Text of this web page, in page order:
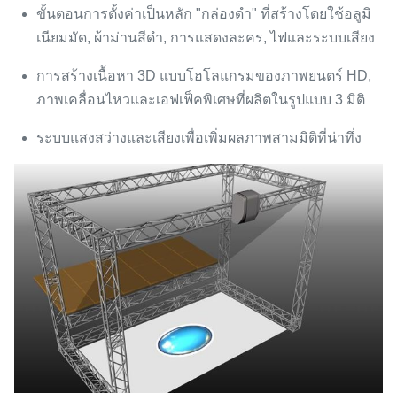
ขั้นตอนการตั้งค่าเป็นหลัก "กล่องดำ" ที่สร้างโดยใช้อลูมิ
เนียมมัด, ผ้าม่านสีดำ, การแสดงละคร, ไฟและระบบเสียง
การสร้างเนื้อหา 3D แบบโฮโลแกรมของภาพยนตร์ HD,
ภาพเคลื่อนไหวและเอฟเฟ็คพิเศษที่ผลิตในรูปแบบ 3 มิติ
ระบบแสงสว่างและเสียงเพื่อเพิ่มผลภาพสามมิติที่น่าทึ่ง